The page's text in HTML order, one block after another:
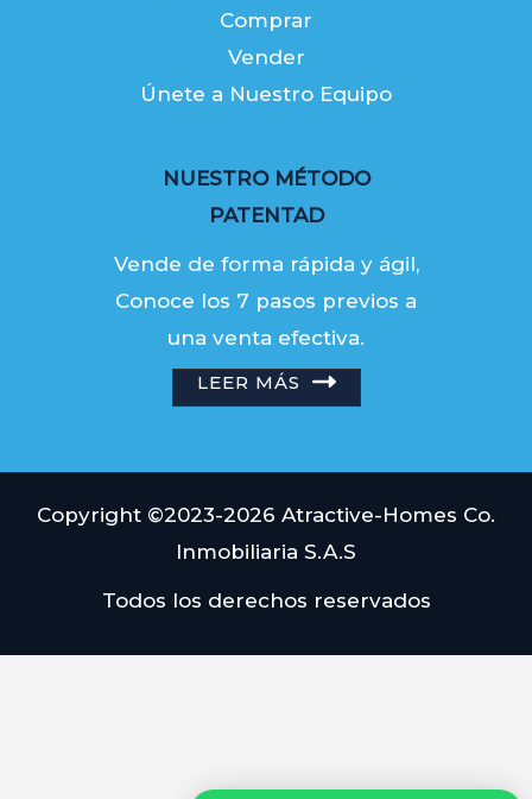
Comprar
Vender
Únete a Nuestro Equipo
NUESTRO MÉTODO
PATENTAD
Vende de forma rápida y ágil,
Conoce los 7 pasos previos a
una venta efectiva.
LEER MÁS
Copyright ©2023-2026 Atractive-Homes Co.
Inmobiliaria S.A.S
Todos los derechos reservados